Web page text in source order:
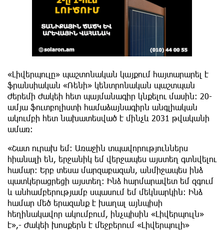
«Լիվերպուլը» պաշտոնական կայքում հայտարարել է
ֆրանսիական «Ռենի» կենտրոնական պաշտպան
Ժերեմի Ժակեի հետ պայմանագիր կնքելու մասին։ 20-
ամյա ֆուտբոլիստի համաձայնագիրն անգլիական
ակումբի հետ նախատեսված է մինչև 2031 թվականի
ամառ։
«Շատ ուրախ եմ։ Առաջին տպավորություններս
հիանալի են, երջանիկ եմ վերջապես այստեղ գտնվելու
համար։ Երբ տեսա մարզաբազան, անմիջապես ինձ
պատկերացրեցի այստեղ։ Ինձ հարմարավետ եմ զգում
և անհամբերությամբ սպասում եմ մեկնարկին։ Ինձ
համար մեծ երազանք է խաղալ այնպիսի
հեղինակավոր ակումբում, ինչպիսին «Լիվերպուլն»
է»,- Ժակեի խոսքերն է մեջբերում «Լիվերպուլի»